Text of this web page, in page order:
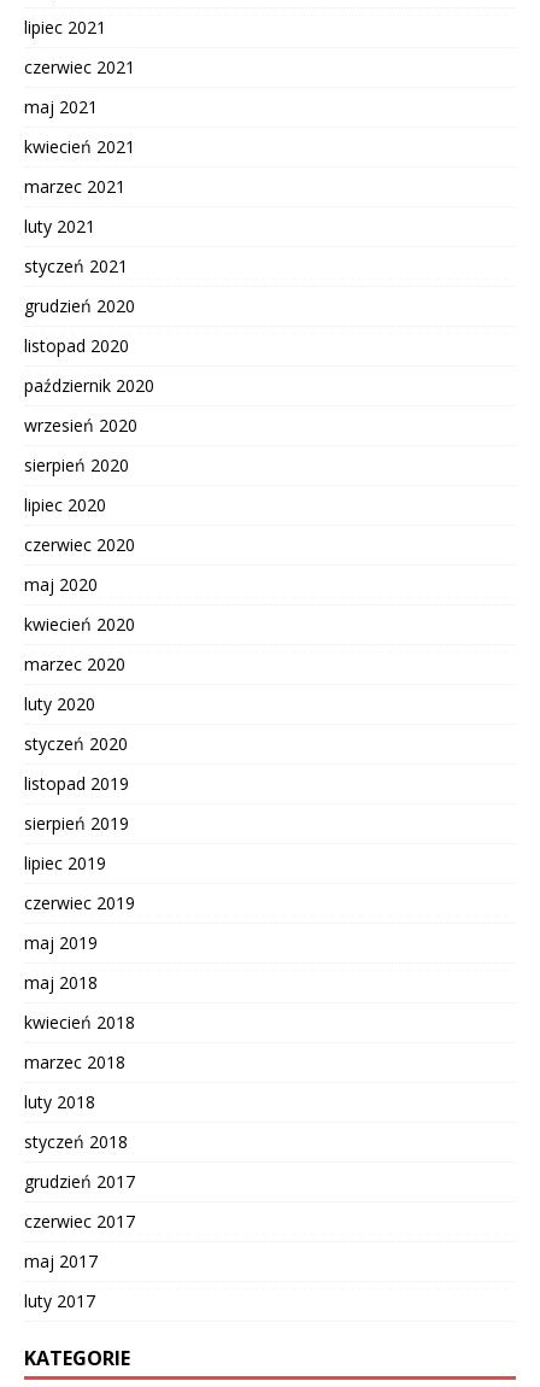
lipiec 2021
czerwiec 2021
maj 2021
kwiecień 2021
marzec 2021
luty 2021
styczeń 2021
grudzień 2020
listopad 2020
październik 2020
wrzesień 2020
sierpień 2020
lipiec 2020
czerwiec 2020
maj 2020
kwiecień 2020
marzec 2020
luty 2020
styczeń 2020
listopad 2019
sierpień 2019
lipiec 2019
czerwiec 2019
maj 2019
maj 2018
kwiecień 2018
marzec 2018
luty 2018
styczeń 2018
grudzień 2017
czerwiec 2017
maj 2017
luty 2017
KATEGORIE